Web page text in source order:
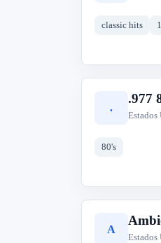
classic hits
.
.977
Estados
80's
A
Estados